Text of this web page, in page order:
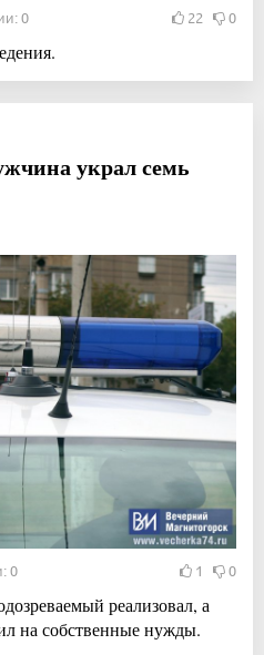
0 22 0
украл семь
0 1 0
реализовал, а
на собственные нужды.